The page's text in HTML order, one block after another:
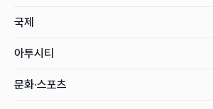
국제
아투시티
문화·스포츠